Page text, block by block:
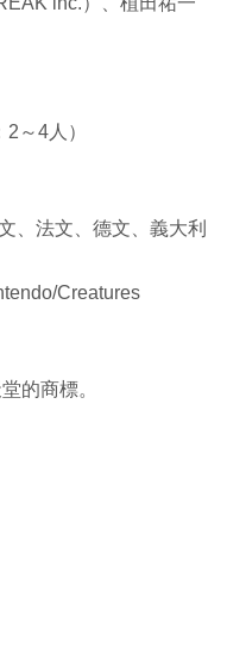
～4人）
、法文、德文、義大利
Creatures
的商標。